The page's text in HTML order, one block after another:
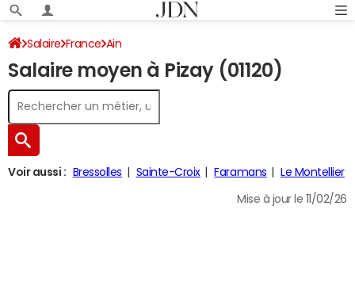
Salaire France Ain
Salaire moyen à Pizay (01120)
Voir aussi : Bressolles Sainte-Croix Faramans Le Montellier
Mise à jour le 11/02/26